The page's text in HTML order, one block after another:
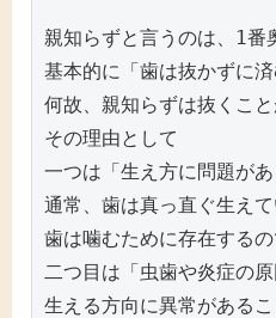
親知らずと言うのは、1番
基本的に「歯は抜かずに
何故、親知らずは抜くこ
その理由として
一つは「生え方に問題が
通常、歯は真っ直ぐ生え
歯は噛むために存在する
二つ目は「虫歯や炎症の原
生える方向に異常がある